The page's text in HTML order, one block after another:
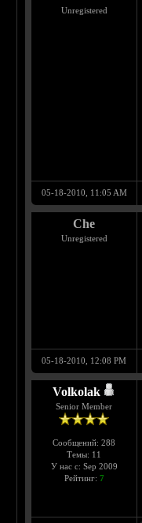
Unregistered
05-18-2010, 11:05 AM
Che
Unregistered
05-18-2010, 12:08 PM
Volkolak
Senior Member
Сообщений: 288
Темы: 11
У нас с: Sep 2009
Рейтинг: 7